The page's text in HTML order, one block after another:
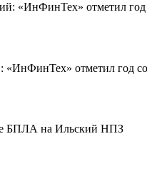
«ИнФинТех» отметил год